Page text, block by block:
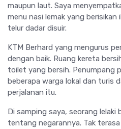
maupun laut. Saya
menu nasi lemak yang
telur dadar disuir.
KTM Berhard yang mengurus
dengan baik. Ruang kereta
toilet yang bersih. Penumpang
beberapa warga lokal dan turis
perjalanan itu.
Di samping saya, seorang
tentang negarannya. Tak